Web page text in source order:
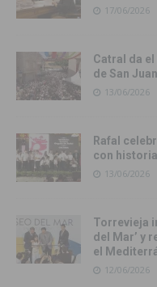
17/06/2026
Catral da
de San
13/06/2026
Rafal
con
13/06/2026
Torrevieja
del Mar’ y
el
12/06/2026